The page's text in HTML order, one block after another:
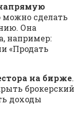
можно сделать
Она
например:
«Продать
на бирже.
брокерский
доходы